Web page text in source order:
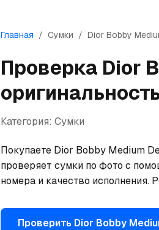
Главная / Сумки / Dior Bobby
Проверка Dior
Категория: Сумки
Покупаете Dior Bobby Medium
проверяет сумки по фото с
номера и качество исполнения.
Проверить Dior Bobby